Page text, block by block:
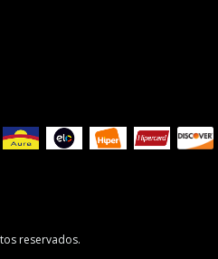
reservados.